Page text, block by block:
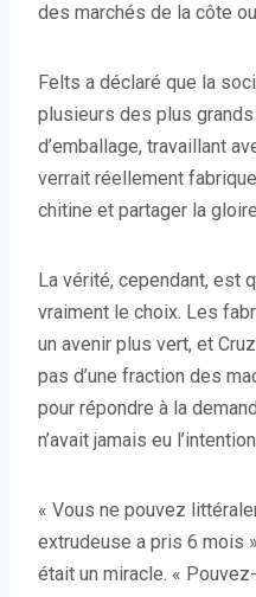
des marchés de la côte
Felts a déclaré que la
plusieurs des plus
d’emballage, travaillant
verrait réellement
chitine et partager la
La vérité, cependant, est
vraiment le choix. Les
un avenir plus vert, et
pas d’une fraction des
pour répondre à la
n’avait jamais eu
« Vous ne pouvez
extrudeuse a pris 6 mois
était un miracle. «